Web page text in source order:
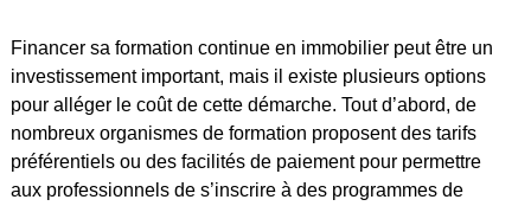
Financer sa formation continue en immobilier peut être un
investissement important, mais il existe plusieurs options
pour alléger le coût de cette démarche. Tout d’abord, de
nombreux organismes de formation proposent des tarifs
préférentiels ou des facilités de paiement pour permettre
aux professionnels de s’inscrire à des programmes de